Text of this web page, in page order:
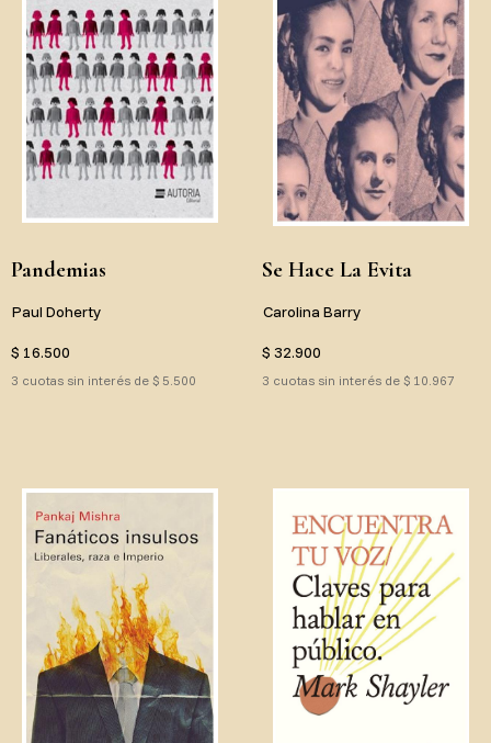
Pandemias
Paul Doherty
$ 16.500
3 cuotas sin interés de $ 5.500
Se Hace La Evita
Carolina Barry
$ 32.900
3 cuotas sin interés de $ 10.967